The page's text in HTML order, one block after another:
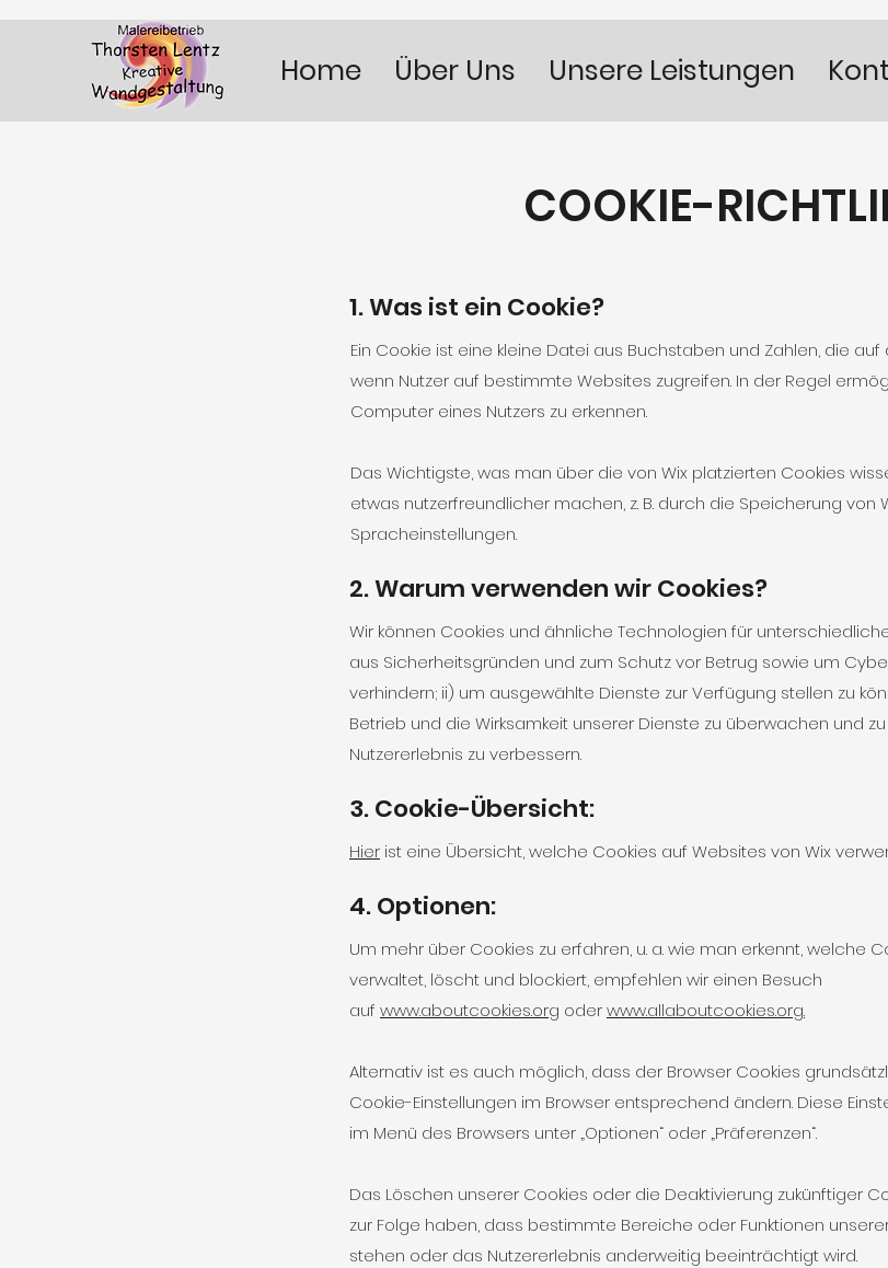
Home Über Uns Unsere Leistungen
COOKIE-
1. Was ist ein Cookie?
Ein Cookie ist eine kleine Datei aus Buchstaben und Zahlen, die
wenn Nutzer auf bestimmte Websites zugreifen. In der Regel
Computer eines Nutzers zu erkennen.
Das Wichtigste, was man über die von Wix platzierten Cookies
etwas nutzerfreundlicher machen, z. B. durch die Speicherung von
Spracheinstellungen.
2. Warum verwenden wir Cookies?
Wir können Cookies und ähnliche Technologien für
aus Sicherheitsgründen und zum Schutz vor Betrug sowie um
verhindern; ii) um ausgewählte Dienste zur Verfügung stellen zu
Betrieb und die Wirksamkeit unserer Dienste zu überwachen und
Nutzererlebnis zu verbessern.
3. Cookie-Übersicht:
Hier ist eine Übersicht, welche Cookies auf Websites von Wix
4. Optionen:
Um mehr über Cookies zu erfahren, u. a. wie man erkennt, welche
verwaltet, löscht und blockiert, empfehlen wir einen Besuch
auf www.aboutcookies.org oderwww.allaboutcookies.org.
Alternativ ist es auch möglich, dass der Browser Cookies
Cookie-Einstellungen im Browser entsprechend ändern. Diese
im Menü des Browsers unter „Optionen“ oder „Präferenzen“.
Das Löschen unserer Cookies oder die Deaktivierung zukünftiger
zur Folge haben, dass bestimmte Bereiche oder Funktionen
stehen oder das Nutzererlebnis anderweitig beeinträchtigt wird.